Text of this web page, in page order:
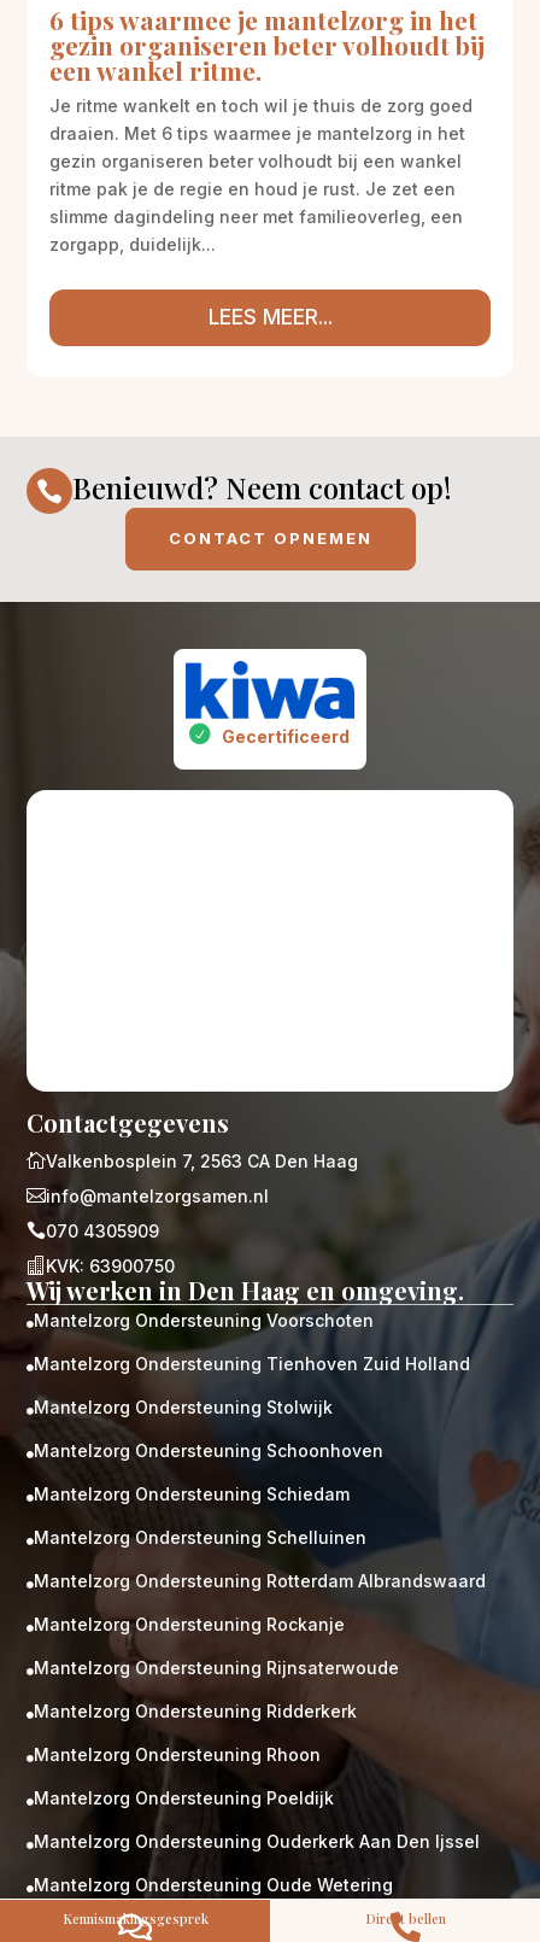
6 tips waarmee je mantelzorg in het
gezin organiseren beter volhoudt bij
een wankel ritme.
Je ritme wankelt en toch wil je thuis de zorg goed
draaien. Met 6 tips waarmee je mantelzorg in het
gezin organiseren beter volhoudt bij een wankel
ritme pak je de regie en houd je rust. Je zet een
slimme dagindeling neer met familieoverleg, een
zorgapp, duidelijk...
LEES MEER...
 Benieuwd? Neem contact op!
CONTACT OPNEMEN
Gecertificeerd
Gratis
kennismaking?
M
Neem vrijblijvend contact op!
Zorg op maat
Persoonlijke zorgplan
Geen lange wachtlijsten
Altijd vertrouwde gezichten
Hoog gekwalificeerd
Kennismakingsgesprek
Contact opnemen
Contactgegevens
Valkenbosplein 7, 2563 CA Den Haag
info@mantelzorgsamen.nl
070 4305909
 KVK: 63900750
Wij werken in Den Haag en omgeving.
Mantelzorg Ondersteuning Voorschoten
Mantelzorg Ondersteuning Tienhoven Zuid Holland
Mantelzorg Ondersteuning Stolwijk
Mantelzorg Ondersteuning Schoonhoven
Mantelzorg Ondersteuning Schiedam
Mantelzorg Ondersteuning Schelluinen
Mantelzorg Ondersteuning Rotterdam Albrandswaard
Mantelzorg Ondersteuning Rockanje
Mantelzorg Ondersteuning Rijnsaterwoude
Mantelzorg Ondersteuning Ridderkerk
Mantelzorg Ondersteuning Rhoon
Mantelzorg Ondersteuning Poeldijk
Mantelzorg Ondersteuning Ouderkerk Aan Den Ijssel
Mantelzorg Ondersteuning Oude Wetering
Mantelzorg Ondersteuning Numansdorp

Kennismakingsgesprek 
Direct bellen